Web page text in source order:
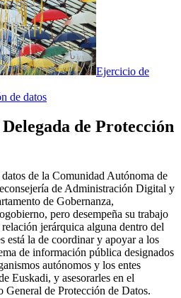
Ejercicio de
de datos
de Protección
de la Comunidad Autónoma de
de Administración Digital y
de Gobernanza,
pero desempeña su trabajo
jerárquica alguna dentro del
está la de coordinar y apoyar a los
de información pública designados
autónomos y los entes
Euskadi, y asesorarles en el
de Protección de Datos.